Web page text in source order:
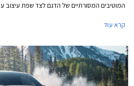
המוטיבים המסורתיים של הדגם לצד שפת עיצוב
הנראות כאילו הן מפוצלות. הפגוש מציג עיצוב נקי
קרא עוד